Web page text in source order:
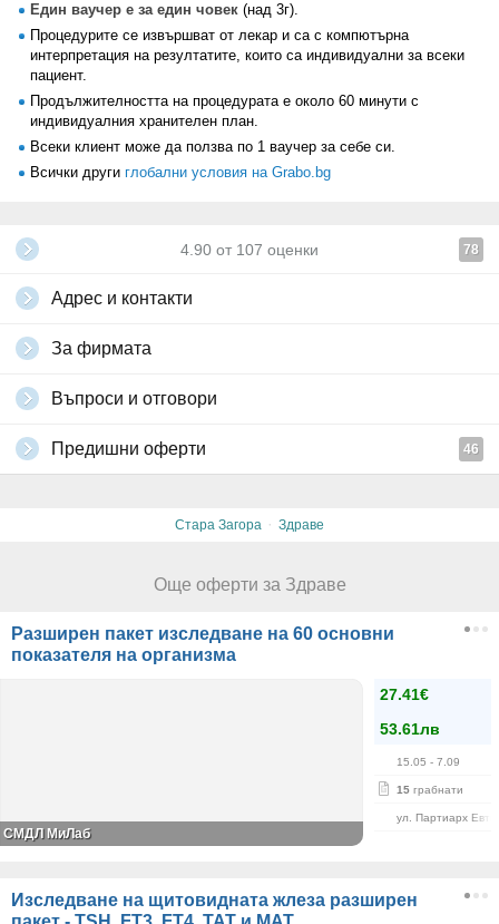
- отчитане на костна маса в кг;
- отчитане на мускулна маса, съпоставяйки ги със съответните
норми.
За възраст - от 3 до 100 години.
Максимално натоварване на апарата - 200кг.
Медицински преглед от специалист вътрешни болести
установяване здравословното състояние на пациента и при
необходимост назначаване на кръвни и други изследвания.
Един ваучер е за един човек (над 3г).
Процедурите се извършват от лекар и са с компютърна
интерпретация на резултатите, които са индивидуални за всеки
пациент.
Продължителността на процедурата е около 60 минути с
индивидуалния хранителен план.
Всеки клиент може да ползва по 1 ваучер за себе си.
Всички други глобални условия на Grabo.bg
4.90 от 107 оценки 78
Адрес и контакти
За фирмата
Въпроси и отговори
Предишни оферти 46
Стара Загора · Здраве
Още оферти за Здраве
Разширен пакет изследване на 60 основни
показателя на организма
27.41€
53.61лв
15.05 - 7.09
15 грабнати
ул. Партиарх
СМДЛ МиЛаб
Изследване на щитовидната жлеза разширен